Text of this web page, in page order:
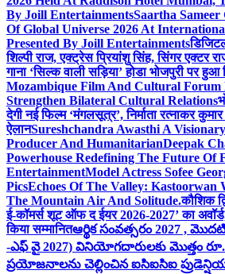
By Joill EntertainmentsSaartha
Of Global Universe 2026 At
Presented By Joill Entertainments
शिल्पी राज, एक्ट्रेस प्रियांशु सिंह, सिंगर एक्टर
गाना ‘सिल्क वाली सड़िया’ होडा भोजपुरी पर हुआ
Mozambique Film And Cultural Forum
Strengthen Bilateral Cultural Relations
देगी नई फिल्म ‘मंगलसूत्र’, निर्माता रत्नाकर
ऐलानSureshchandra Awasthi A
Producer And HumanitarianDeepak
Powerhouse Redefining The Future Of
EntertainmentModel Actress Sofee
PicsEchoes Of The Valley: Kastoorwan
The Mountain Air And Solitude.कौशिक
ई-कॉमर्स शूट ऑफ द ईयर 2026-2027’ का
किया सम्मानितఆర్థిక సంవత్సరం 2027 ,
-ఎఫ్ వై 2027) వినియోగదారులకు మొత్తం రూ.
ప్రయోజనాలను చెల్లించిన ఐసిఐసిఐ